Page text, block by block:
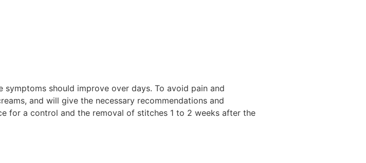
should improve over days. To avoid pain and
and will give the necessary recommendations and
for a control and the removal of stitches 1 to 2 weeks after the